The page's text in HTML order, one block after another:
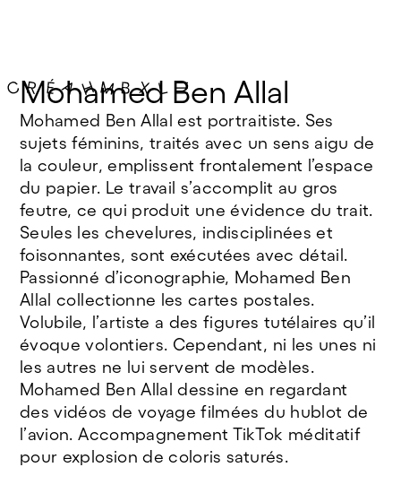
Mohamed Ben Allal
Mohamed Ben Allal est portraitiste. Ses
sujets féminins, traités avec un sens aigu de
la couleur, emplissent frontalement l’espace
du papier. Le travail s’accomplit au gros
feutre, ce qui produit une évidence du trait.
Seules les chevelures, indisciplinées et
foisonnantes, sont exécutées avec détail.
Passionné d’iconographie, Mohamed Ben
Allal collectionne les cartes postales.
Volubile, l’artiste a des figures tutélaires qu’il
évoque volontiers. Cependant, ni les unes ni
les autres ne lui servent de modèles.
Mohamed Ben Allal dessine en regardant
des vidéos de voyage filmées du hublot de
l’avion. Accompagnement TikTok méditatif
pour explosion de coloris saturés.